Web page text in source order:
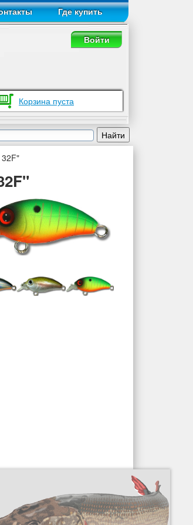
Где купить
Войти
Корзина пуста